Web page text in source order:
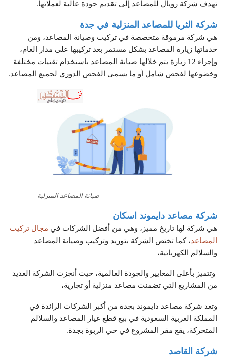
تهدف شركة رويال للمصاعد إلى تقديم جودة عالية لعملائها.
شركة الثريا للمصاعد المنزلية في جدة
هي شركة مرموقة متخصصة في تركيب وصيانة المصاعد، ومن
خدماتها زيارة المصاعد بشكل مستمر بعد تركيبها على مدار العام،
وإجراء 12 زيارة يتم خلالها صيانة المصاعد باستخدام تقنيات مختلفة
وخضوعها لفحص شامل أو ما يسمى الفحص الدوري لجميع المصاعد.
صيانة المصاعد المنزلية
شركة مصاعد دايموند اسكان
هي شركة لها تاريخ مميز، وهي من أفضل الشركات في مجال تركيب
المصاعد، كما تختص الشركة بتوريد وتركيب وصيانة المصاعد
والسلالم الكهربائية،
وتتميز بأعلى المعايير والجودة العالمية، حيث أنجزت الشركة العديد
من المشاريع التي تضمنت مصاعد منزلية أو تجارية،
وتعد شركة مصاعد دايموند بجدة من أكبر الشركات الرائدة في
المملكة العربية السعودية في بيع قطع غيار المصاعد والسلالم
المتحركة، يقع مقر المشروع في حي الربوة بجدة.
شركة القاصد